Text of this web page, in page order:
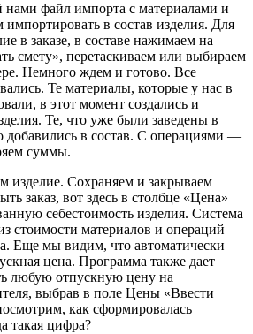
нами файл импорта с материалами и
в состав изделия. Для
в заказе, в составе нажимаем на
смету», перетаскиваем или выбираем
Немного ждем и готово. Все
Те материалы, которые у нас в
в этот момент создались и
Те, что уже были заведены в
добавились в состав. С операциями —
суммы.
изделие. Сохраняем и закрываем
заказ, вот здесь в столбце «Цена»
себестоимость изделия. Система
стоимости материалов и операций
Еще мы видим, что автоматически
цена. Программа также дает
любую отпускную цену на
выбрав в поле Цены «Ввести
как сформировалась
такая цифра?